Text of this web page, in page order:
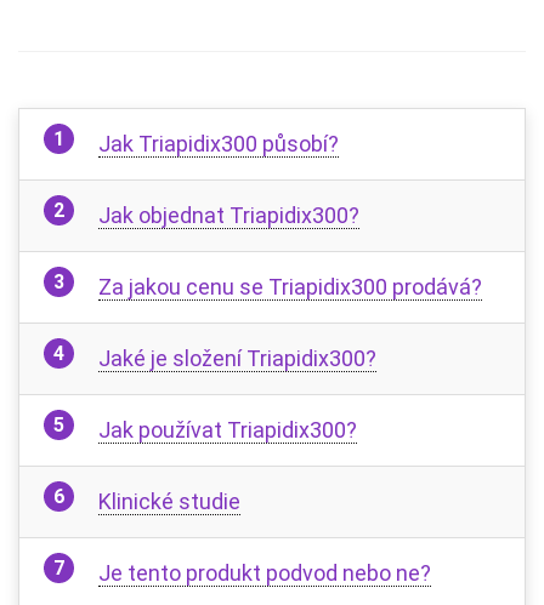
Jak Triapidix300 působí?
Jak objednat Triapidix300?
Za jakou cenu se Triapidix300 prodává?
Jaké je složení Triapidix300?
Jak používat Triapidix300?
Klinické studie
Je tento produkt podvod nebo ne?